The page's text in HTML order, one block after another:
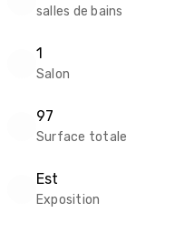
salles de bains
1
Salon
97
Surface totale
Est
Exposition